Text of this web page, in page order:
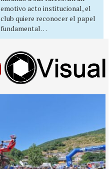
emotivo acto institucional, el
club quiere reconocer el papel
fundamental…